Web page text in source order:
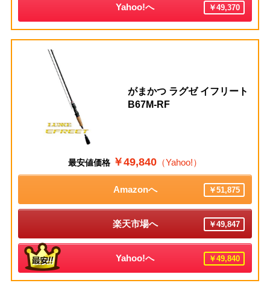
Yahoo!へ ￥49,370
がまかつ ラグゼ イフリート
B67M-RF
最安値価格 ￥49,840 （Yahoo!）
Amazonへ ￥51,875
楽天市場へ ￥49,847
Yahoo!へ ￥49,840